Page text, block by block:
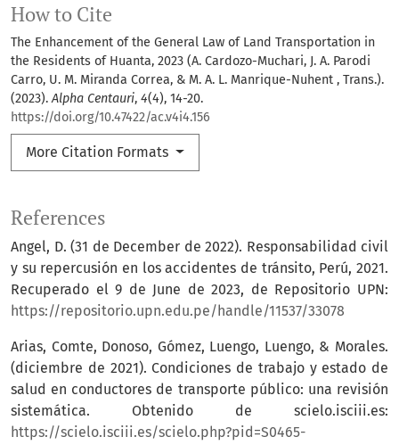
How to Cite
The Enhancement of the General Law of Land Transportation in
the Residents of Huanta, 2023 (A. Cardozo-Muchari, J. A. Parodi
Carro, U. M. Miranda Correa, & M. A. L. Manrique-Nuhent , Trans.).
(2023).Alpha Centauri, 4(4), 14-20.
https://doi.org/10.47422/ac.v4i4.156
More Citation Formats
References
Angel, D. (31 de December de 2022). Responsabilidad civil
y su repercusión en los accidentes de tránsito, Perú, 2021.
Recuperado el 9 de June de 2023, de Repositorio UPN:
https://repositorio.upn.edu.pe/handle/11537/33078
Arias, Comte, Donoso, Gómez, Luengo, Luengo, & Morales.
(diciembre de 2021). Condiciones de trabajo y estado de
salud en conductores de transporte público: una revisión
sistemática. Obtenido de scielo.isciii.es:
https://scielo.isciii.es/scielo.php?pid=S0465-